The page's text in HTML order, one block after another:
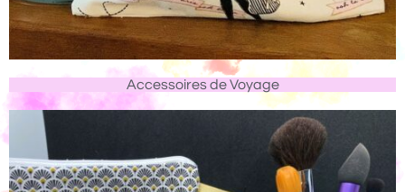
Accessoires de Voyage